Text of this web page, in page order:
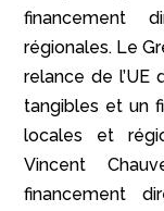
financement
régionales. Le
relance de l’UE
tangibles et un
locales et
Vincent
financement